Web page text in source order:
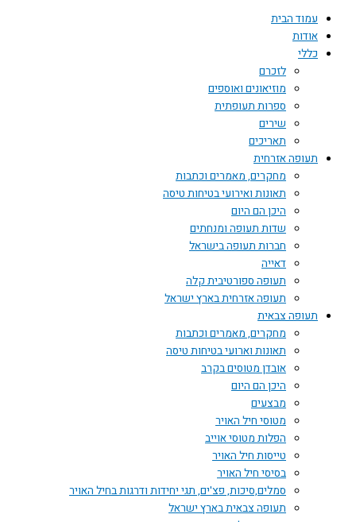
עמוד הבית
אודות
כללי
לזכרם
מוזיאונים ואוספים
ספרות תעופתית
שירים
תאריכים
תעופה אזרחית
מחקרים, מאמרים וכתבות
תאונות ואירועי בטיחות טיסה
היכן הם היום
שדות תעופה ומנחתים
חברות תעופה בישראל
דאייה
תעופה ספורטיבית קלה
תעופה אזרחית בארץ ישראל
תעופה צבאית
מחקרים, מאמרים וכתבות
תאונות וארועי בטיחות טיסה
אובדן מטוסים בקרב
היכן הם היום
מבצעים
מטוסי חיל האויר
הפלות מטוסי אוייב
טייסות חיל האויר
בסיסי חיל האויר
סמלים,סיכות, פצ'ים, תגי יחידות ודרגות בחיל האויר
תעופה צבאית בארץ ישראל